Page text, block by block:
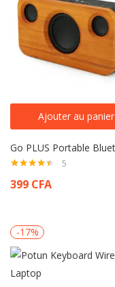
Ajouter au panier
sur 5
5
399 CFA
-17%